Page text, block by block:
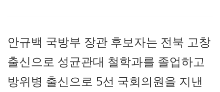
안규백 국방부 장관 후보자는 전북 고창
출신으로 성균관대 철학과를 졸업하고
방위병 출신으로 5선 국회의원을 지낸